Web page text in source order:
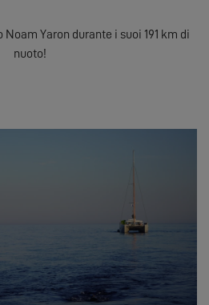
Yaron durante i suoi 191 km di
nuoto!